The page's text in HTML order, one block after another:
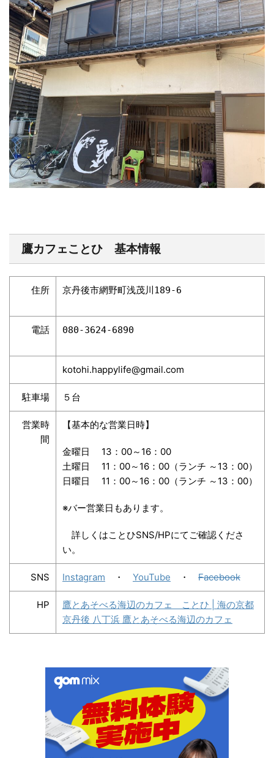
鷹カフェことひ 基本情報
住所 京丹後市網野町浅茂川189-6
電話 080-3624-6890
kotohi.happylife@gmail.com
駐車場 ５台
営業時
間
【基本的な営業日時】
金曜日
13：00～16：00
土曜日 11：00～16：00（ランチ ～13：00）
日曜日 11：00～16：00（ランチ ～13：00）
※バー営業日もあります。
詳しくはことひSNS/HPにてご確認くださ
い。
SNS Instagram ・ YouTube ・ Facebook
HP
鷹とあそべる海辺のカフェ ことひ | 海の京都
京丹後 八丁浜 鷹とあそべる海辺のカフェ